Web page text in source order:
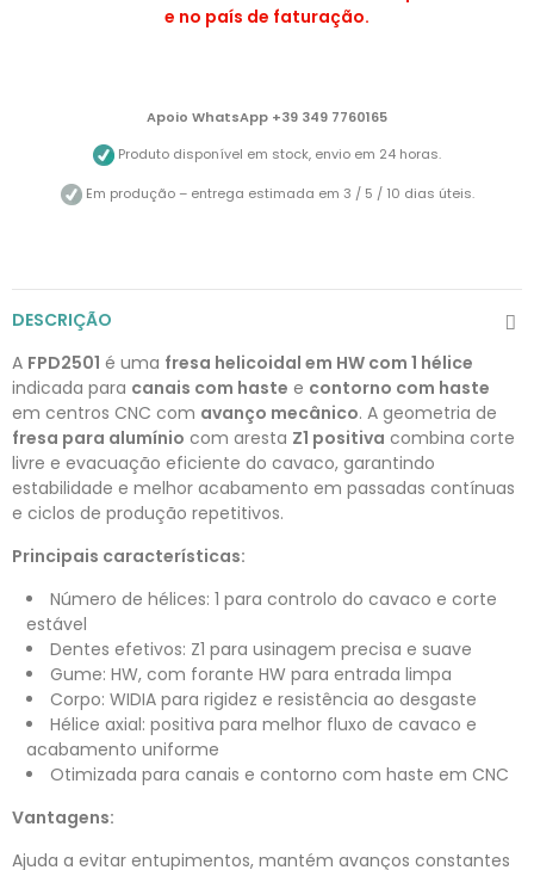
e no país de faturação.
Apoio WhatsApp +39 349 7760165
Produto disponível em stock, envio em 24 horas.
Em produção – entrega estimada em 3 / 5 / 10 dias úteis.
DESCRIÇÃO
A FPD2501 é uma fresa helicoidal em HW com 1 hélice
indicada para canais com haste e contorno com haste
em centros CNC com avanço mecânico. A geometria de
fresa para alumínio com aresta Z1 positiva combina corte
livre e evacuação eficiente do cavaco, garantindo
estabilidade e melhor acabamento em passadas contínuas
e ciclos de produção repetitivos.
Principais características:
Número de hélices: 1 para controlo do cavaco e corte
estável
Dentes efetivos: Z1 para usinagem precisa e suave
Gume: HW, com forante HW para entrada limpa
Corpo: WIDIA para rigidez e resistência ao desgaste
Hélice axial: positiva para melhor fluxo de cavaco e
acabamento uniforme
Otimizada para canais e contorno com haste em CNC
Vantagens:
Ajuda a evitar entupimentos, mantém avanços constantes